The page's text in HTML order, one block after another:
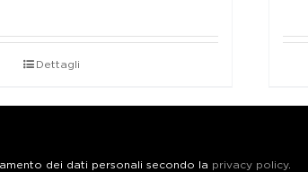
Dettagli
dei dati personali secondo la privacy policy.